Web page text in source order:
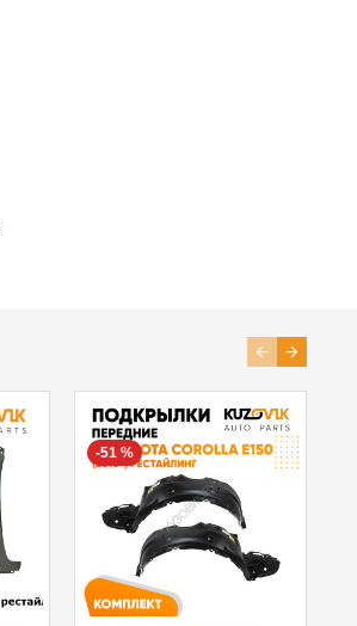
-51 %